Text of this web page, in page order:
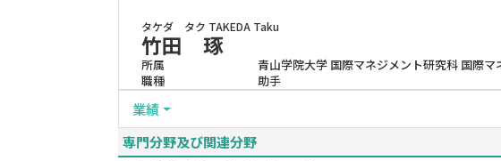
タケダ タク TAKEDA Taku
竹田 琢
所属
青山学院大学 国際マネジメント研究科 国際マ
職種
助手
業績
専門分野及び関連分野